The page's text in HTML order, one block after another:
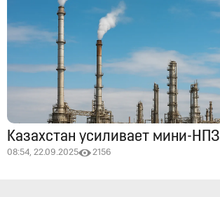
Казахстан усиливает мини-НПЗ
08:54, 22.09.2025 2156